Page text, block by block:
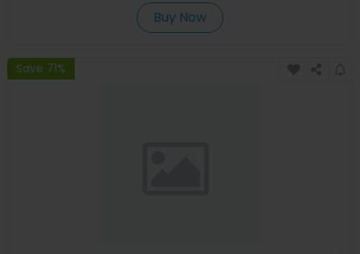
Buy Now
Save 71%